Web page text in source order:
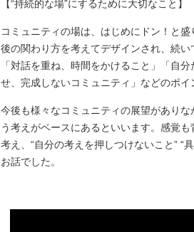
【“持続的な場”にするために大切なこと】
コミュニティの場は、はじめにドン！と
後の関わり方を考えてデザインされ、続
「対話を重ね、時間をかけること」「自
せ、完成しないコミュニティ」などのポ
今後も様々なコミュニティの展望があり
う考えがベースにあるといいます。感覚
考え、“自分の考えを押しつけないこと” “
お話でした。